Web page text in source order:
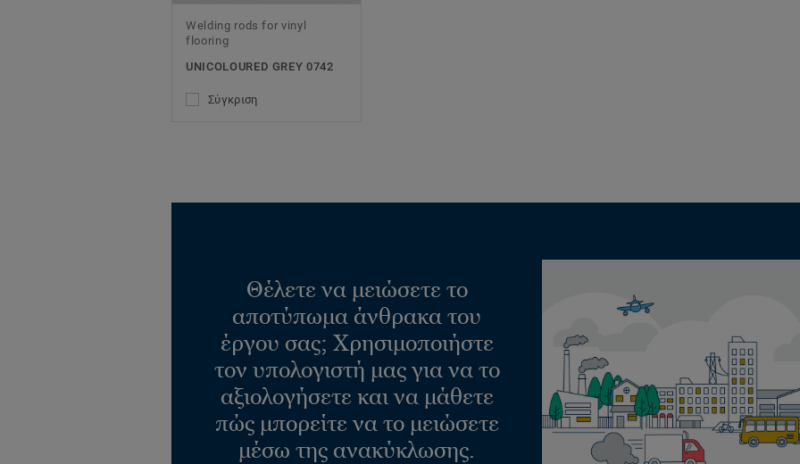
Welding rods for vinyl
flooring
UNICOLOURED GREY 0742
Σύγκριση
Θέλετε να μειώσετε το
αποτύπωμα άνθρακα του
έργου σας; Χρησιμοποιήστε
τον υπολογιστή μας για να το
αξιολογήσετε και να μάθετε
πώς μπορείτε να το μειώσετε
μέσω της ανακύκλωσης.